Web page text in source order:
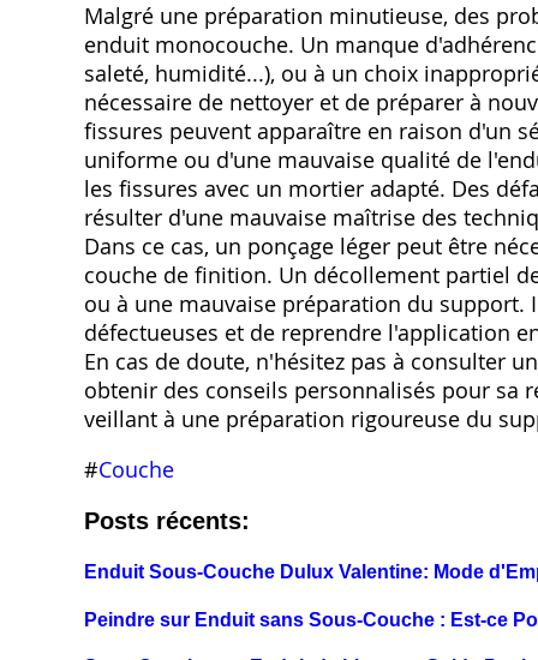
Malgré une préparation minutieuse, des
enduit monocouche. Un manque
saleté, humidité...), ou à un choix
nécessaire de nettoyer et de préparer à
fissures peuvent apparaître en raison d'un
uniforme ou d'une mauvaise qualité de
les fissures avec un mortier adapté. Des
résulter d'une mauvaise maîtrise des
Dans ce cas, un ponçage léger peut être
couche de finition. Un décollement partiel
ou à une mauvaise préparation du support.
défectueuses et de reprendre l'application
En cas de doute, n'hésitez pas à consulter
obtenir des conseils personnalisés pour sa
veillant à une préparation rigoureuse du
#Couche
Posts récents:
Enduit Sous-Couche Dulux Valentine: Mode
Peindre sur Enduit sans Sous-Couche : Est-ce